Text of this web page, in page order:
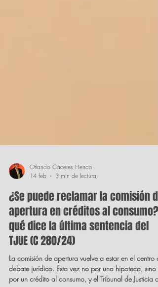
14 feb
3 min de lectura
¿Se puede reclamar la comisión de
apertura en créditos al consumo?
qué dice la última sentencia del
TJUE (C 280/24)
La comisión de apertura vuelve a estar en el centro